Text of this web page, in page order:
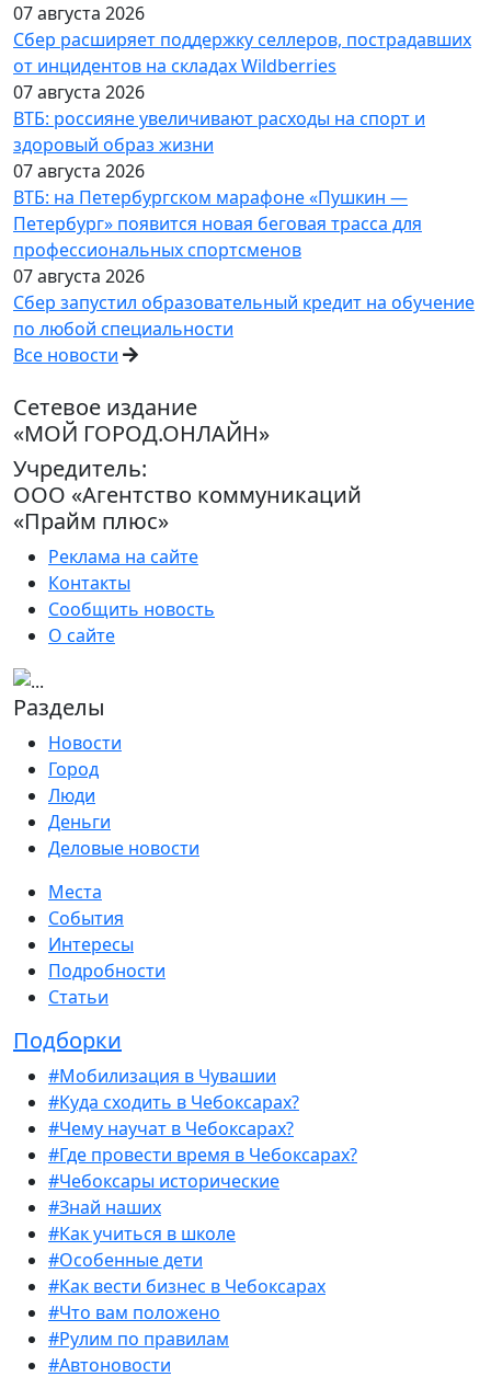
07 августа 2026
Сбер расширяет поддержку селлеров, пострадавших
от инцидентов на складах Wildberries
07 августа 2026
ВТБ: россияне увеличивают расходы на спорт и
здоровый образ жизни
07 августа 2026
ВТБ: на Петербургском марафоне «Пушкин —
Петербург» появится новая беговая трасса для
профессиональных спортсменов
07 августа 2026
Сбер запустил образовательный кредит на обучение
по любой специальности
Все новости
Сетевое издание
«МОЙ ГОРОД.ОНЛАЙН»
Учредитель:
ООО «Агентство коммуникаций
«Прайм плюс»
Реклама на сайте
Контакты
Сообщить новость
О сайте
Разделы
Новости
Город
Люди
Деньги
Деловые новости
Места
События
Интересы
Подробности
Статьи
Подборки
#Мобилизация в Чувашии
#Куда сходить в Чебоксарах?
#Чему научат в Чебоксарах?
#Где провести время в Чебоксарах?
#Чебоксары исторические
#Знай наших
#Как учиться в школе
#Особенные дети
#Как вести бизнес в Чебоксарах
#Что вам положено
#Рулим по правилам
#Автоновости